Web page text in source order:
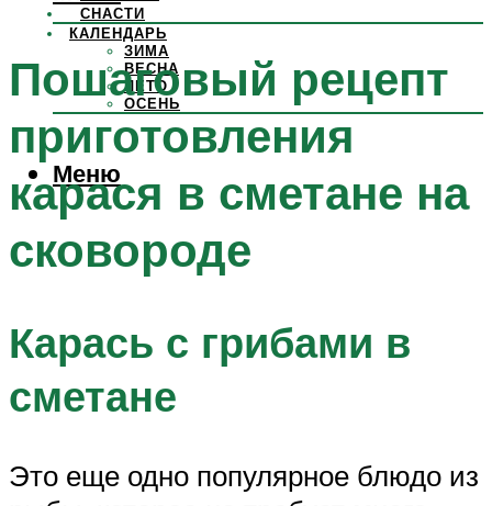
СНАСТИ
КАЛЕНДАРЬ
ЗИМА
ВЕСНА
ЛЕТО
ОСЕНЬ
Меню
Пошаговый рецепт
приготовления
карася в сметане на
сковороде
Карась с грибами в
сметане
Это еще одно популярное блюдо из